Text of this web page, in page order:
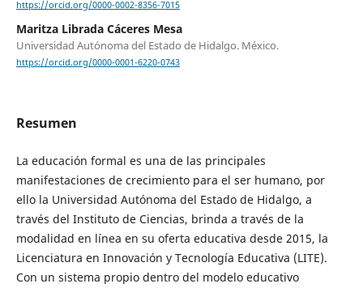
https://orcid.org/0000-0002-8356-7015
Maritza Librada Cáceres Mesa
Universidad Autónoma del Estado de Hidalgo. México.
https://orcid.org/0000-0001-6220-0743
Resumen
La educación formal es una de las principales
manifestaciones de crecimiento para el ser humano, por
ello la Universidad Autónoma del Estado de Hidalgo, a
través del Instituto de Ciencias, brinda a través de la
modalidad en línea en su oferta educativa desde 2015, la
Licenciatura en Innovación y Tecnología Educativa (LITE).
Con un sistema propio dentro del modelo educativo